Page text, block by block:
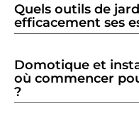
Quels outils de
efficacement ses
Domotique et
où commencer
?